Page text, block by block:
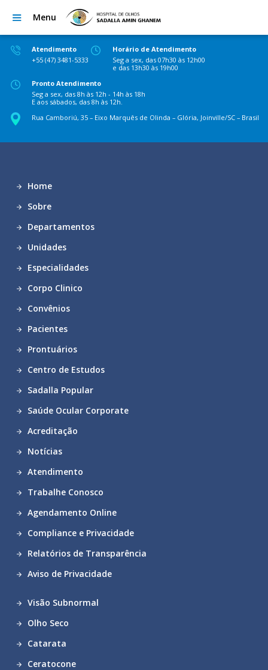
Menu
Atendimento
+55 (47) 3481-5333
Horário de Atendimento
Seg a sex, das 07h30 às 12h00
e das 13h30 às 19h00
Pronto Atendimento
Seg a sex, das 8h às 12h - 14h às 18h
E aos sábados, das 8h às 12h.
Rua Camboriú, 35 – Eixo Marquês de Olinda – Glória, Joinville/SC – Brasil
Home
Sobre
Departamentos
Unidades
Especialidades
Corpo Clinico
Convênios
Pacientes
Prontuários
Centro de Estudos
Sadalla Popular
Saúde Ocular Corporate
Acreditação
Notícias
Atendimento
Trabalhe Conosco
Agendamento Online
Compliance e Privacidade
Relatórios de Transparência
Aviso de Privacidade
Visão Subnormal
Olho Seco
Catarata
Ceratocone